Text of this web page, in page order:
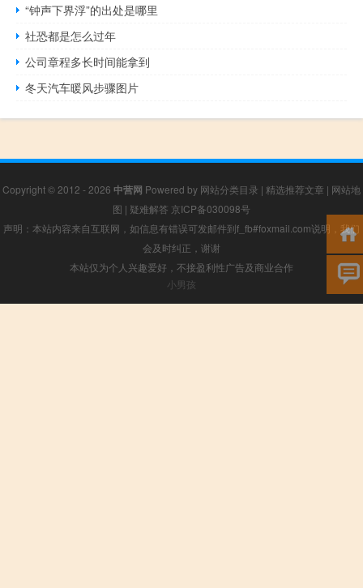
“钟声下界浮”的出处是哪里
社恐都是怎么过年
公司章程多长时间能拿到
冬天汽车暖风步骤图片
Copyright © 2012 - 2026 中营网 Powered by 网站分类目录 | 精选推荐文章 | 网站地
图 | 疑难解答 京ICP备030098号
声明：本站内容来自互联网，如信息有错误可发邮件到f_fb#foxmail.com说明，我们
会及时纠正，谢谢
本站仅为个人兴趣爱好，不接盈利性广告及商业合作
小男孩